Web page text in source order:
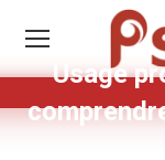
Usage